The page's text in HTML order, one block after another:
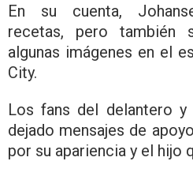
En su cuenta,
recetas, pero
algunas imágenes en el
City.
Los fans del delantero
dejado mensajes de
por su apariencia y el hijo